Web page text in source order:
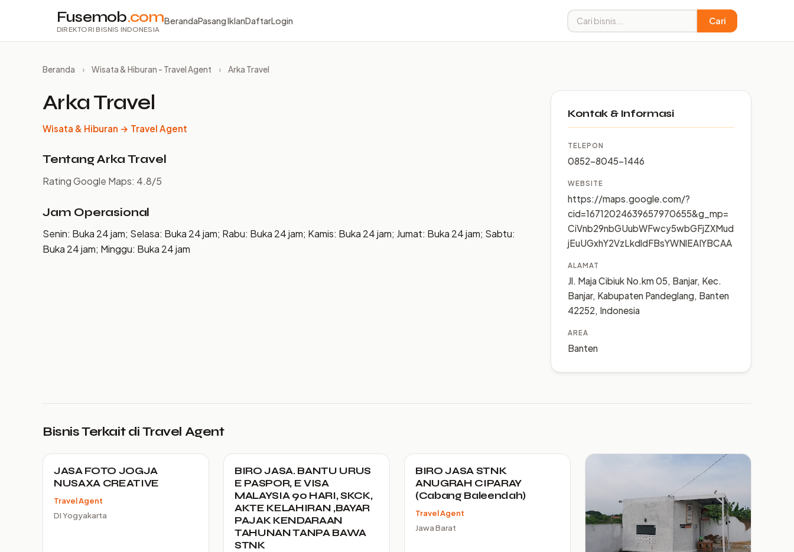
Fusemob.com
DIREKTORI BISNIS INDONESIA
BerandaPasang IklanDaftarLogin Cari
Beranda › Wisata & Hiburan - Travel Agent › Arka Travel
Arka Travel
Wisata & Hiburan → Travel Agent
Tentang Arka Travel
Rating Google Maps: 4.8/5
Jam Operasional
Senin: Buka 24 jam; Selasa: Buka 24 jam; Rabu: Buka 24 jam; Kamis: Buka 24 jam; Jumat: Buka 24 jam; Sabtu:
Buka 24 jam; Minggu: Buka 24 jam
Kontak & Informasi
TELEPON
0852-8045-1446
WEBSITE
https://maps.google.com/?
cid=16712024639657970655&g_mp=
CiVnb29nbGUubWFwcy5wbGFjZXMud
jEuUGxhY2VzLkdldFBsYWNlEAIYBCAA
ALAMAT
Jl. Maja Cibiuk No.km 05, Banjar, Kec.
Banjar, Kabupaten Pandeglang, Banten
42252, Indonesia
AREA
Banten
Bisnis Terkait di Travel Agent
JASA FOTO JOGJA
NUSAXA CREATIVE
Travel Agent
DI Yogyakarta
BIRO JASA. BANTU URUS
E PASPOR, E VISA
MALAYSIA 90 HARI, SKCK,
AKTE KELAHIRAN ,BAYAR
PAJAK KENDARAAN
TAHUNAN TANPA BAWA
STNK
BIRO JASA STNK
ANUGRAH CIPARAY
(Cabang Baleendah)
Travel Agent
Jawa Barat